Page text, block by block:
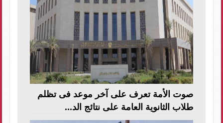
صوت الأمة تعرف على آخر موعد فى تظلم
طلاب الثانوية العامة على نتائج الد...